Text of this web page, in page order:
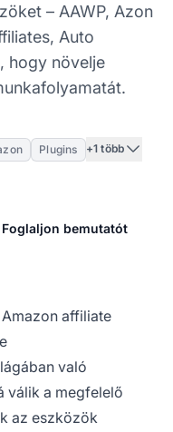
– AAWP, Azon
Auto
hogy növelje
Plugins +1 több
Foglaljon bemutatót
affiliate
való
válik a megfelelő
az eszközök